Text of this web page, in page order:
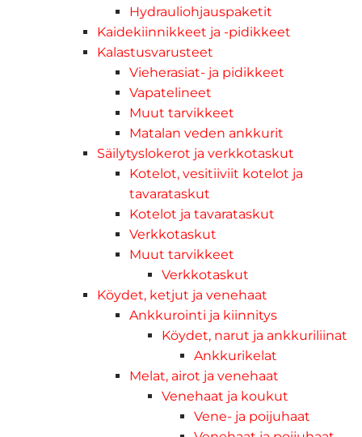
Hydrauliohjauspaketit
Kaidekiinnikkeet ja -pidikkeet
Kalastusvarusteet
Vieherasiat- ja pidikkeet
Vapatelineet
Muut tarvikkeet
Matalan veden ankkurit
Säilytyslokerot ja verkkotaskut
Kotelot, vesitiiviit kotelot ja
tavarataskut
Kotelot ja tavarataskut
Verkkotaskut
Muut tarvikkeet
Verkkotaskut
Köydet, ketjut ja venehaat
Ankkurointi ja kiinnitys
Köydet, narut ja ankkuriliinat
Ankkurikelat
Melat, airot ja venehaat
Venehaat ja koukut
Vene- ja poijuhaat